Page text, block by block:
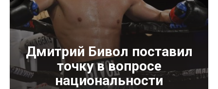
Дмитрий Бивол поставил
точку в вопросе
национальности